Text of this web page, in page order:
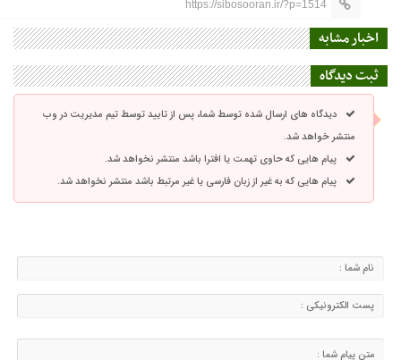
https://sibosooran.ir/?p=1514
اخبار مشابه
ثبت دیدگاه
دیدگاه های ارسال شده توسط شما، پس از تایید توسط تیم مدیریت در وب
منتشر خواهد شد.
پیام هایی که حاوی تهمت یا افترا باشد منتشر نخواهد شد.
پیام هایی که به غیر از زبان فارسی یا غیر مرتبط باشد منتشر نخواهد شد.